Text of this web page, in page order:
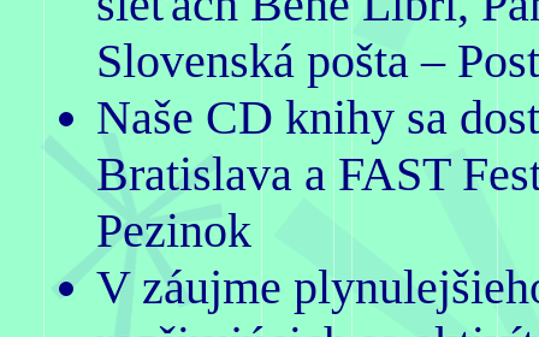
Slovenská pošta –
Naše CD knihy sa
Bratislava a FAST
Pezinok
V záujme